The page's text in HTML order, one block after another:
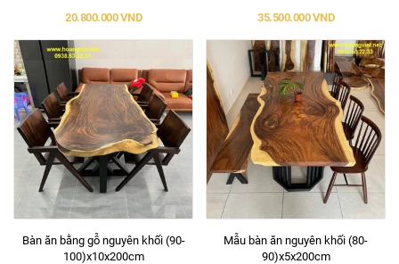
20.800.000 VND
35.500.000 VND
Bàn ăn bằng gỗ nguyên khối (90-
100)x10x200cm
Mẫu bàn ăn nguyên khối (80-
90)x5x200cm